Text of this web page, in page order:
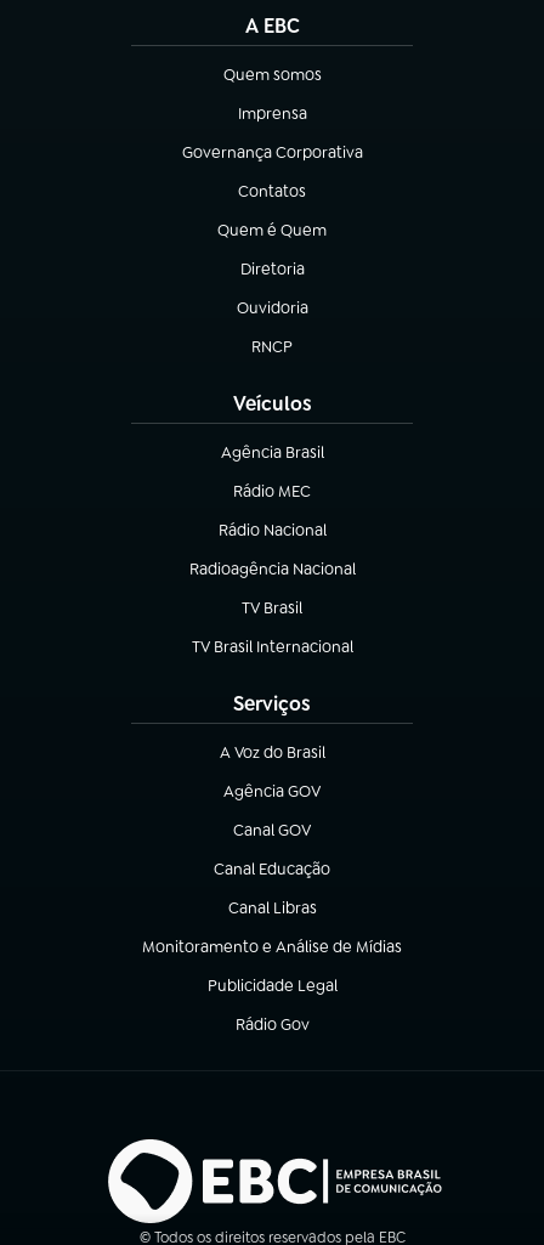
A EBC
Quem somos
(abre em nova aba)
Imprensa
(abre em nova aba)
Governança Corporativa
(abre em nova aba)
Contatos
(abre em nova aba)
Quem é Quem
(abre em nova aba)
Diretoria
(abre em nova aba)
Ouvidoria
(abre em nova aba)
RNCP
(abre em nova aba)
Veículos
Agência Brasil
(abre em nova aba)
Rádio MEC
Rádio Nacional
(abre em nova aba)
Radioagência Nacional
(abre em nova aba)
TV Brasil
(abre em nova aba)
TV Brasil Internacional
(abre em nova aba)
Serviços
A Voz do Brasil
(abre em nova aba)
Agência GOV
(abre em nova aba)
Canal GOV
(abre em nova aba)
Canal Educação
(abre em nova aba)
Canal Libras
(abre em nova aba)
Monitoramento e Análise de Mídias
(abre em nova aba)
Publicidade Legal
(abre em nova aba)
Rádio Gov
(abre em nova aba)
© Todos os direitos reservados pela EBC